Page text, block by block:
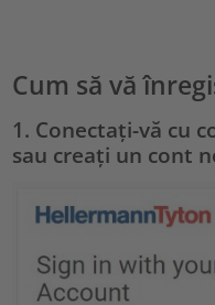
Cum să vă
1. Conectați-vă cu
sau creați un cont